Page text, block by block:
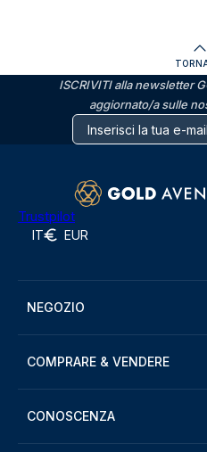
ISCRIVITI alla newsletter
aggiornato/a sulle
Trustpilot
IT EUR
NEGOZIO
COMPRARE & VENDERE
CONOSCENZA